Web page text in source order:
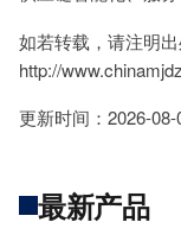
如若转载，请注明出
http://
更新时间：2026-08-
最新产品